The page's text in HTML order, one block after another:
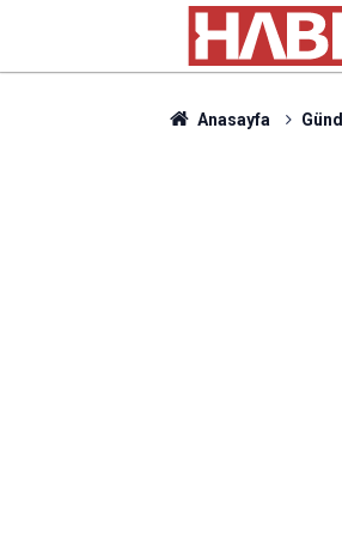
Anasayfa